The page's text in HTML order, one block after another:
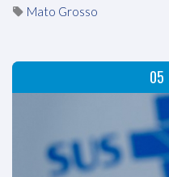
Mato Grosso
05